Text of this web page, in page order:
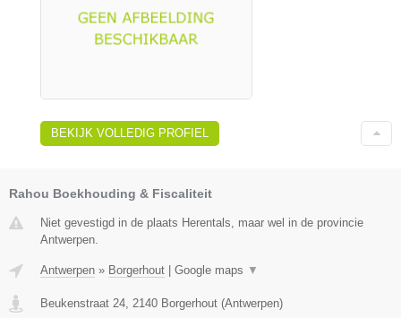
BEKIJK VOLLEDIG PROFIEL
Rahou Boekhouding & Fiscaliteit
Niet gevestigd in de plaats Herentals, maar wel in de provincie
Antwerpen.
Antwerpen » Borgerhout | Google maps ▼
Beukenstraat 24 2140 Borgerhout (Antwerpen)